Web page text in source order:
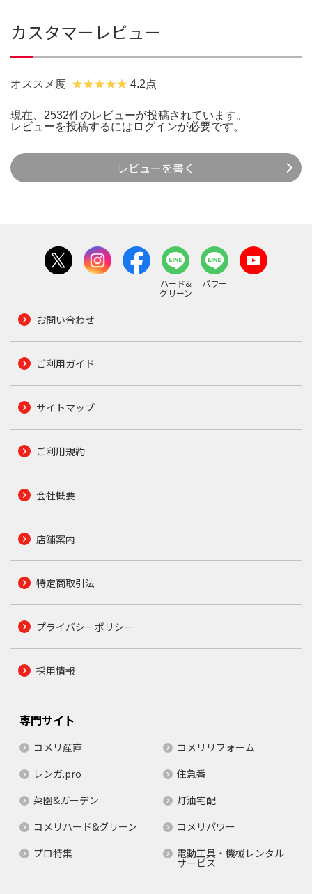
カスタマーレビュー
オススメ度 4.2点
現在、2532件のレビューが投稿されています。
レビューを投稿するには ログインが必要です。
レビューを書く
ハード&
グリーン
パワー
お問い合わせ
ご利用ガイド
サイトマップ
ご利用規約
会社概要
店舗案内
特定商取引法
プライバシーポリシー
採用情報
専門サイト
コメリ産直
コメリリフォーム
レンガ.pro
住急番
菜園&ガーデン
灯油宅配
コメリハード&グリーン
コメリパワー
プロ特集
電動工具・機械レンタル
サービス